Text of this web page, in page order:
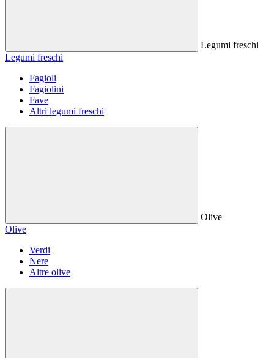
Legumi freschi
Legumi freschi
Fagioli
Fagiolini
Fave
Altri legumi freschi
Olive
Olive
Verdi
Nere
Altre olive